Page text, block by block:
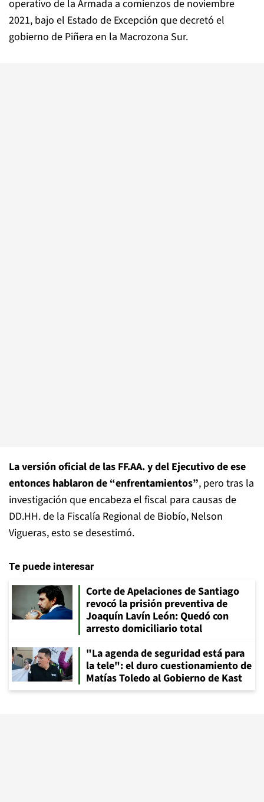
operativo de la Armada a comienzos de noviembre
2021, bajo el Estado de Excepción que decretó el
gobierno de Piñera en la Macrozona Sur.
La versión oficial de las FF.AA. y del Ejecutivo de ese
entonces hablaron de “enfrentamientos”, pero tras la
investigación que encabeza el fiscal para causas de
DD.HH. de la Fiscalía Regional de Biobío, Nelson
Vigueras, esto se desestimó.
Te puede interesar
Corte de Apelaciones de Santiago
revocó la prisión preventiva de
Joaquín Lavín León: Quedó con
arresto domiciliario total
"La agenda de seguridad está para
la tele": el duro cuestionamiento de
Matías Toledo al Gobierno de Kast